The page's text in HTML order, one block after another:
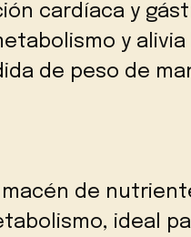
cardíaca y
y
de peso de
de
ideal